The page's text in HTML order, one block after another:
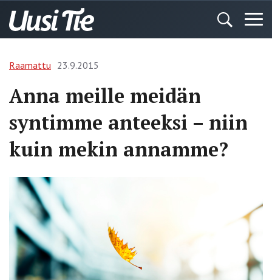
Raamattu 23.9.2015
Anna meille meidän
syntimme anteeksi – niin
kuin mekin annamme?